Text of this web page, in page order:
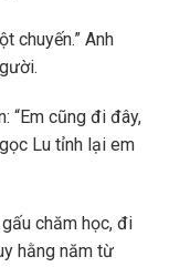
chuyến.” Anh
“Em cũng đi đây,
Lu tỉnh lại em
chăm học, đi
hằng năm từ